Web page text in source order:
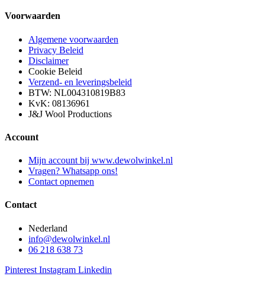
Voorwaarden
Algemene voorwaarden
Privacy Beleid
Disclaimer
Cookie Beleid
Verzend- en leveringsbeleid
BTW: NL004310819B83
KvK: 08136961
J&J Wool Productions
Account
Mijn account bij www.dewolwinkel.nl
Vragen? Whatsapp ons!
Contact opnemen
Contact
Nederland
info@dewolwinkel.nl
06 218 638 73
Pinterest Instagram Linkedin